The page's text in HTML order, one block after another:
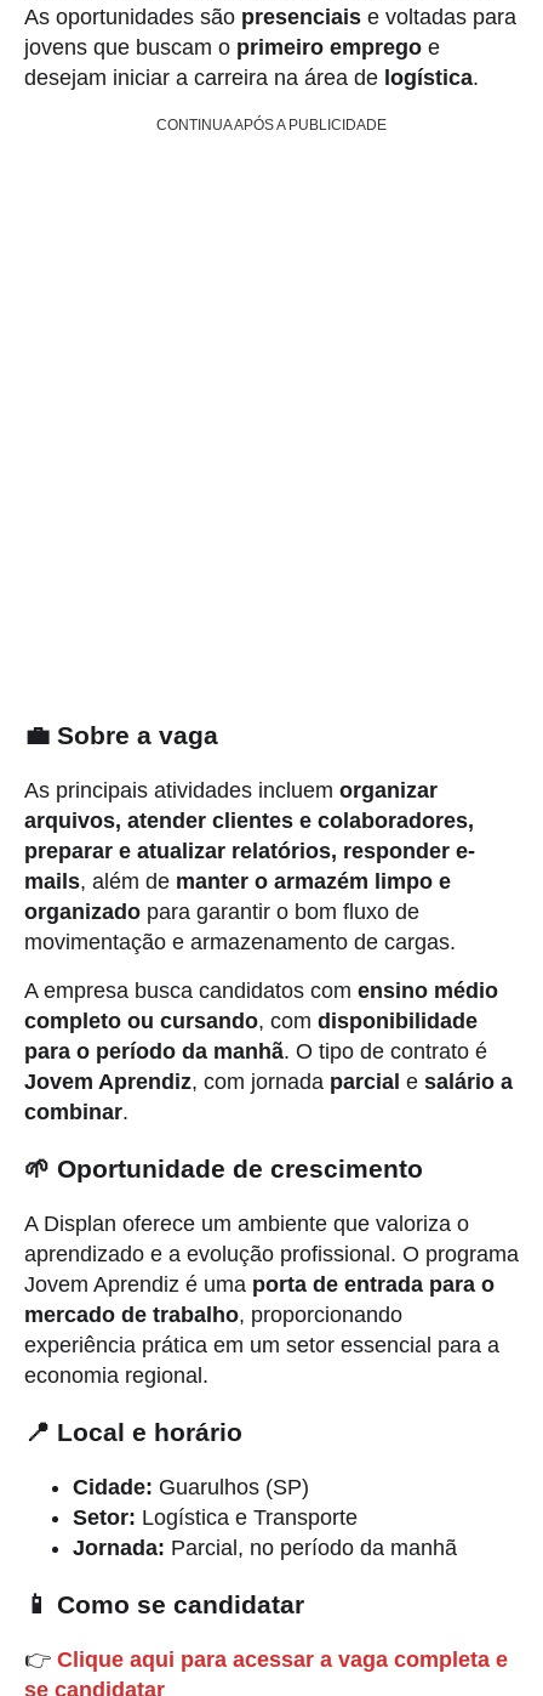
As oportunidades são presenciais e voltadas para
jovens que buscam o primeiro emprego e
desejam iniciar a carreira na área de logística.
CONTINUA APÓS A PUBLICIDADE
💼 Sobre a vaga
As principais atividades incluem organizar
arquivos, atender clientes e colaboradores,
preparar e atualizar relatórios, responder e-
mails, além de manter o armazém limpo e
organizado para garantir o bom fluxo de
movimentação e armazenamento de cargas.
A empresa busca candidatos com ensino médio
completo ou cursando, com disponibilidade
para o período da manhã. O tipo de contrato é
Jovem Aprendiz, com jornada parcial e salário a
combinar.
🌱 Oportunidade de crescimento
A Displan oferece um ambiente que valoriza o
aprendizado e a evolução profissional. O programa
Jovem Aprendiz é uma porta de entrada para o
mercado de trabalho, proporcionando
experiência prática em um setor essencial para a
economia regional.
📍 Local e horário
Cidade: Guarulhos (SP)
Setor: Logística e Transporte
Jornada: Parcial, no período da manhã
📱 Como se candidatar
👉 Clique aqui para acessar a vaga completa e
se candidatar